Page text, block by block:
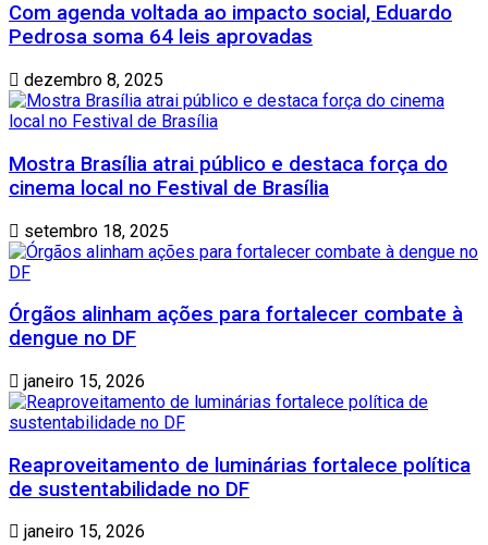
Com agenda voltada ao impacto social, Eduardo
Pedrosa soma 64 leis aprovadas
dezembro 8, 2025
Mostra Brasília atrai público e destaca força do
cinema local no Festival de Brasília
setembro 18, 2025
Órgãos alinham ações para fortalecer combate à
dengue no DF
janeiro 15, 2026
Reaproveitamento de luminárias fortalece política
de sustentabilidade no DF
janeiro 15, 2026